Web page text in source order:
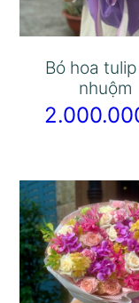
Bó hoa
nhuộm